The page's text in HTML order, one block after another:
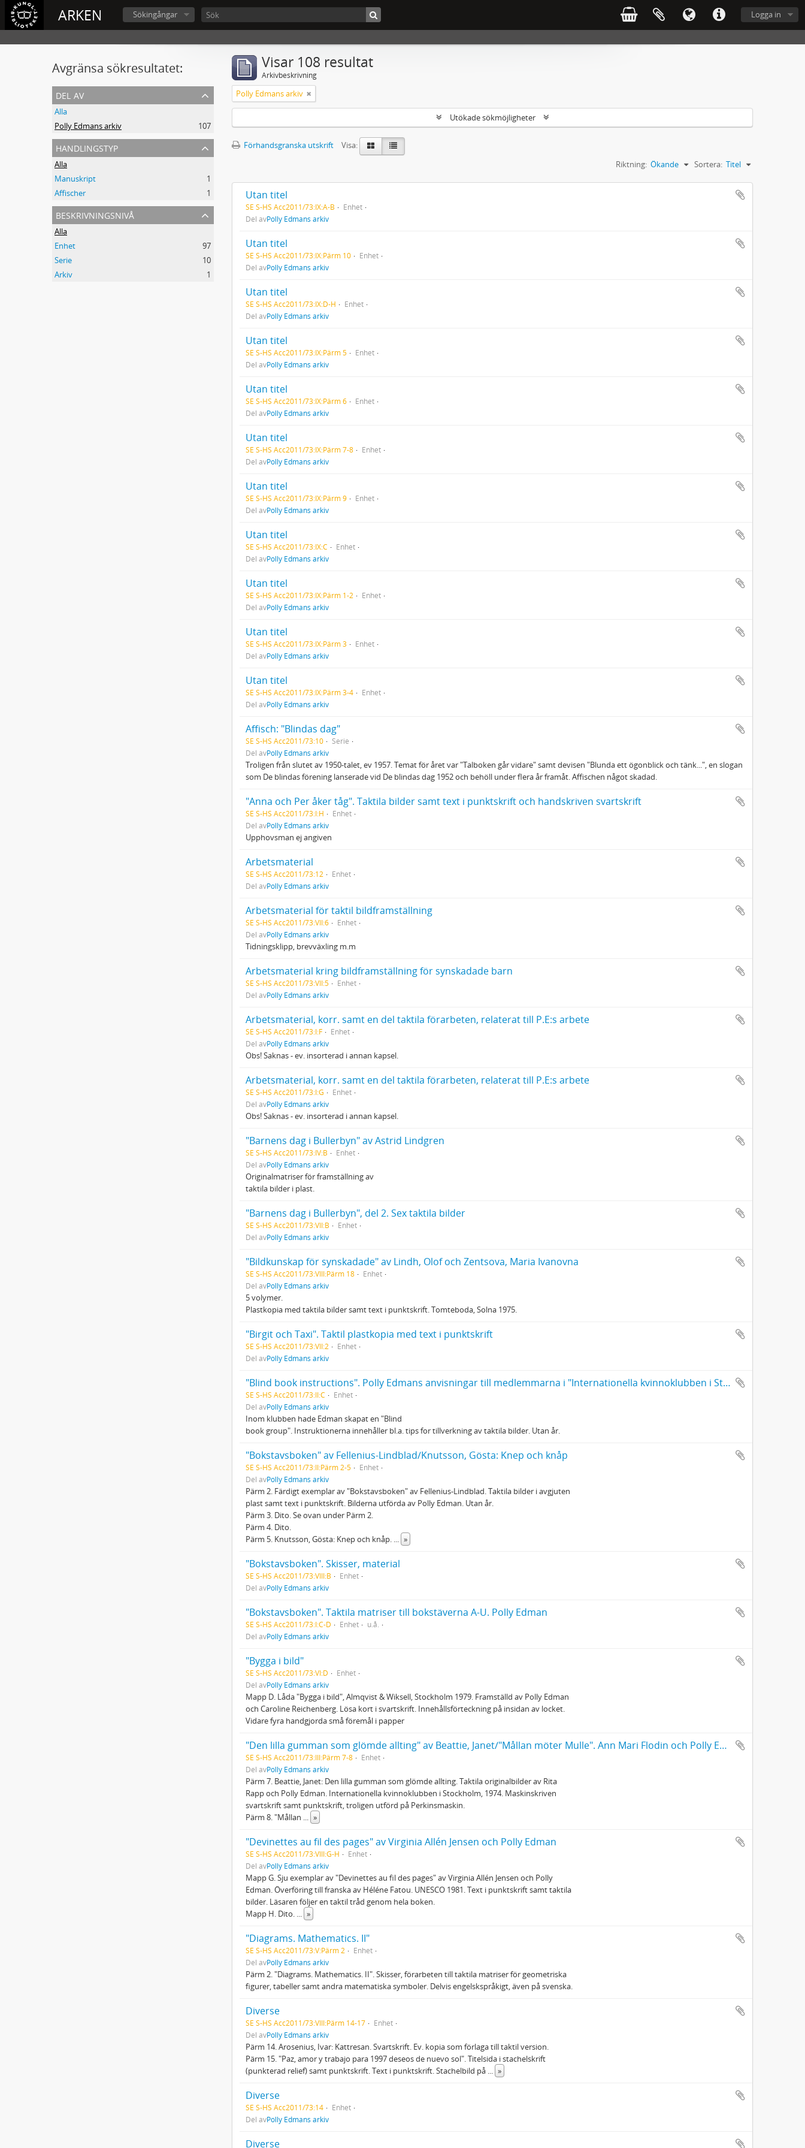
ARKEN Logga in
Sökingångar
Avgränsa sökresultatet:
del av
Alla
Polly Edmans arkiv
107
handlingstyp
Alla
Manuskript
1
Affischer
1
beskrivningsnivå
Alla
Enhet
97
Serie
10
Arkiv
1
Visar 108 resultat
Arkivbeskrivning
Polly Edmans arkiv
Utökade sökmöjligheter
Förhandsgranska utskrift
Visa:
Sortera: Titel
Riktning: Ökande
Utan titel
SE S-HS Acc2011/73:IX:A-B
Enhet
Del avPolly Edmans arkiv
Utan titel
SE S-HS Acc2011/73:IX:Pärm 10
Enhet
Del avPolly Edmans arkiv
Utan titel
SE S-HS Acc2011/73:IX:D-H
Enhet
Del avPolly Edmans arkiv
Utan titel
SE S-HS Acc2011/73:IX:Pärm 5
Enhet
Del avPolly Edmans arkiv
Utan titel
SE S-HS Acc2011/73:IX:Pärm 6
Enhet
Del avPolly Edmans arkiv
Utan titel
SE S-HS Acc2011/73:IX:Pärm 7-8
Enhet
Del avPolly Edmans arkiv
Utan titel
SE S-HS Acc2011/73:IX:Pärm 9
Enhet
Del avPolly Edmans arkiv
Utan titel
SE S-HS Acc2011/73:IX:C
Enhet
Del avPolly Edmans arkiv
Utan titel
SE S-HS Acc2011/73:IX:Pärm 1-2
Enhet
Del avPolly Edmans arkiv
Utan titel
SE S-HS Acc2011/73:IX:Pärm 3
Enhet
Del avPolly Edmans arkiv
Utan titel
SE S-HS Acc2011/73:IX:Pärm 3-4
Enhet
Del avPolly Edmans arkiv
Affisch: "Blindas dag"
SE S-HS Acc2011/73:10
Serie
Del avPolly Edmans arkiv
Troligen från slutet av 1950-talet, ev 1957. Temat för året var "Talboken går vidare" samt devisen "Blunda ett ögonblick och tänk...", en slogan
som De blindas förening lanserade vid De blindas dag 1952 och behöll under flera år framåt. Affischen något skadad.
"Anna och Per åker tåg". Taktila bilder samt text i punktskrift och handskriven svartskrift
SE S-HS Acc2011/73:I:H
Enhet
Del avPolly Edmans arkiv
Upphovsman ej angiven
Arbetsmaterial
SE S-HS Acc2011/73:12
Enhet
Del avPolly Edmans arkiv
Arbetsmaterial för taktil bildframställning
SE S-HS Acc2011/73:VII:6
Enhet
Del avPolly Edmans arkiv
Tidningsklipp, brevväxling m.m
Arbetsmaterial kring bildframställning för synskadade barn
SE S-HS Acc2011/73:VII:5
Enhet
Del avPolly Edmans arkiv
Arbetsmaterial, korr. samt en del taktila förarbeten, relaterat till P.E:s arbete
SE S-HS Acc2011/73:I:F
Enhet
Del avPolly Edmans arkiv
Obs! Saknas - ev. insorterad i annan kapsel.
Arbetsmaterial, korr. samt en del taktila förarbeten, relaterat till P.E:s arbete
SE S-HS Acc2011/73:I:G
Enhet
Del avPolly Edmans arkiv
Obs! Saknas - ev. insorterad i annan kapsel.
"Barnens dag i Bullerbyn" av Astrid Lindgren
SE S-HS Acc2011/73:IV:B
Enhet
Del avPolly Edmans arkiv
Originalmatriser för framställning av
taktila bilder i plast.
"Barnens dag i Bullerbyn", del 2. Sex taktila bilder
SE S-HS Acc2011/73:VII:B
Enhet
Del avPolly Edmans arkiv
"Bildkunskap för synskadade" av Lindh, Olof och Zentsova, Maria Ivanovna
SE S-HS Acc2011/73:VIII:Pärm 18
Enhet
Del avPolly Edmans arkiv
5 volymer.
Plastkopia med taktila bilder samt text i punktskrift. Tomteboda, Solna 1975.
"Birgit och Taxi". Taktil plastkopia med text i punktskrift
SE S-HS Acc2011/73:VII:2
Enhet
Del avPolly Edmans arkiv
"Blind book instructions". Polly Edmans anvisningar till medlemmarna i "Internationella kvinnoklubben i Stockholm"
SE S-HS Acc2011/73:II:C
Enhet
Del avPolly Edmans arkiv
Inom klubben hade Edman skapat en "Blind
book group". Instruktionerna innehåller bl.a. tips for tillverkning av taktila bilder. Utan år.
"Bokstavsboken" av Fellenius-Lindblad/Knutsson, Gösta: Knep och knåp
SE S-HS Acc2011/73:II:Pärm 2-5
Enhet
Del avPolly Edmans arkiv
Pärm 2. Färdigt exemplar av "Bokstavsboken" av Fellenius-Lindblad. Taktila bilder i avgjuten
plast samt text i punktskrift. Bilderna utförda av Polly Edman. Utan år.
Pärm 3. Dito. Se ovan under Pärm 2.
Pärm 4. Dito.
Pärm 5. Knutsson, Gösta: Knep och knåp.
»
"Bokstavsboken". Skisser, material
SE S-HS Acc2011/73:VIII:B
Enhet
Del avPolly Edmans arkiv
"Bokstavsboken". Taktila matriser till bokstäverna A-U. Polly Edman
SE S-HS Acc2011/73:I:C-D Enhet
u.å.
Del avPolly Edmans arkiv
"Bygga i bild"
SE S-HS Acc2011/73:VI:D
Enhet
Del avPolly Edmans arkiv
Mapp D. Låda "Bygga i bild", Almqvist & Wiksell, Stockholm 1979. Framställd av Polly Edman
och Caroline Reichenberg. Lösa kort i svartskrift. Innehållsförteckning på insidan av locket.
Vidare fyra handgjorda små föremål i papper
"Den lilla gumman som glömde allting" av Beattie, Janet/"Mållan möter Mulle". Ann Mari Flodin och Polly Edman
SE S-HS Acc2011/73:III:Pärm 7-8
Enhet
Del avPolly Edmans arkiv
Pärm 7. Beattie, Janet: Den lilla gumman som glömde allting. Taktila originalbilder av Rita
Rapp och Polly Edman. Internationella kvinnoklubben i Stockholm, 1974. Maskinskriven
svartskrift samt punktskrift, troligen utförd på Perkinsmaskin.
Pärm 8. "Mållan
»
"Devinettes au fil des pages" av Virginia Allén Jensen och Polly Edman
SE S-HS Acc2011/73:VIII:G-H
Enhet
Del avPolly Edmans arkiv
Mapp G. Sju exemplar av "Devinettes au fil des pages" av Virginia Allén Jensen och Polly
Edman. Överföring till franska av Héléne Fatou. UNESCO 1981. Text i punktskrift samt taktila
bilder. Läsaren följer en taktil tråd genom hela boken.
Mapp H. Dito.
»
"Diagrams. Mathematics. II"
SE S-HS Acc2011/73:V:Pärm 2
Enhet
Del avPolly Edmans arkiv
Pärm 2. "Diagrams. Mathematics. II". Skisser, förarbeten till taktila matriser för geometriska
figurer, tabeller samt andra matematiska symboler. Delvis engelskspråkigt, även på svenska.
Diverse
SE S-HS Acc2011/73:VIII:Pärm 14-17
Enhet
Del avPolly Edmans arkiv
Pärm 14. Arosenius, Ivar: Kattresan. Svartskrift. Ev. kopia som förlaga till taktil version.
Pärm 15. "Paz, amor y trabajo para 1997 deseos de nuevo sol". Titelsida i stachelskrift
(punkterad relief) samt punktskrift. Text i punktskrift. Stachelbild på
»
Diverse
SE S-HS Acc2011/73:14
Enhet
Del avPolly Edmans arkiv
Diverse